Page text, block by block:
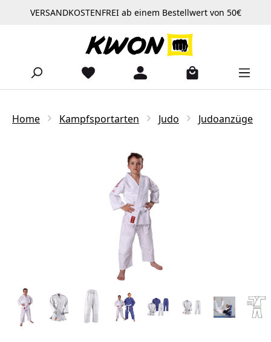
Zum Hauptinhalt springen
VERSANDKOSTENFREI ab einem Bestellwert von 50€
Home Kampfsportarten Judo Judoanzüge